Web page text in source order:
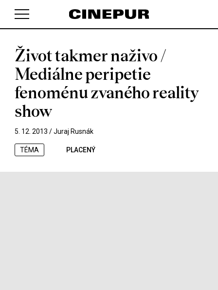
V košíku zatím nemáte žádné položky.
Život takmer naživo /
Mediálne peripetie
fenoménu zvaného reality
show
5. 12. 2013 /Juraj Rusnák
TÉMA PLACENÝ